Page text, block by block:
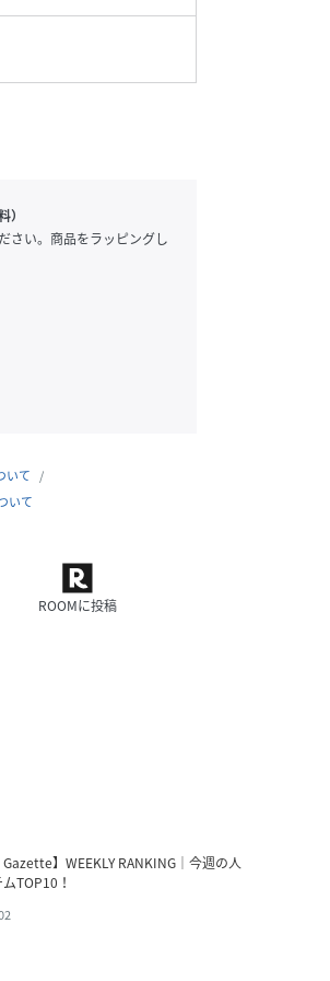
さい。商品をラッピングし
いて
いて
ROOMに投稿
Gazette】WEEKLY RANKING｜今週の人
TOP10！